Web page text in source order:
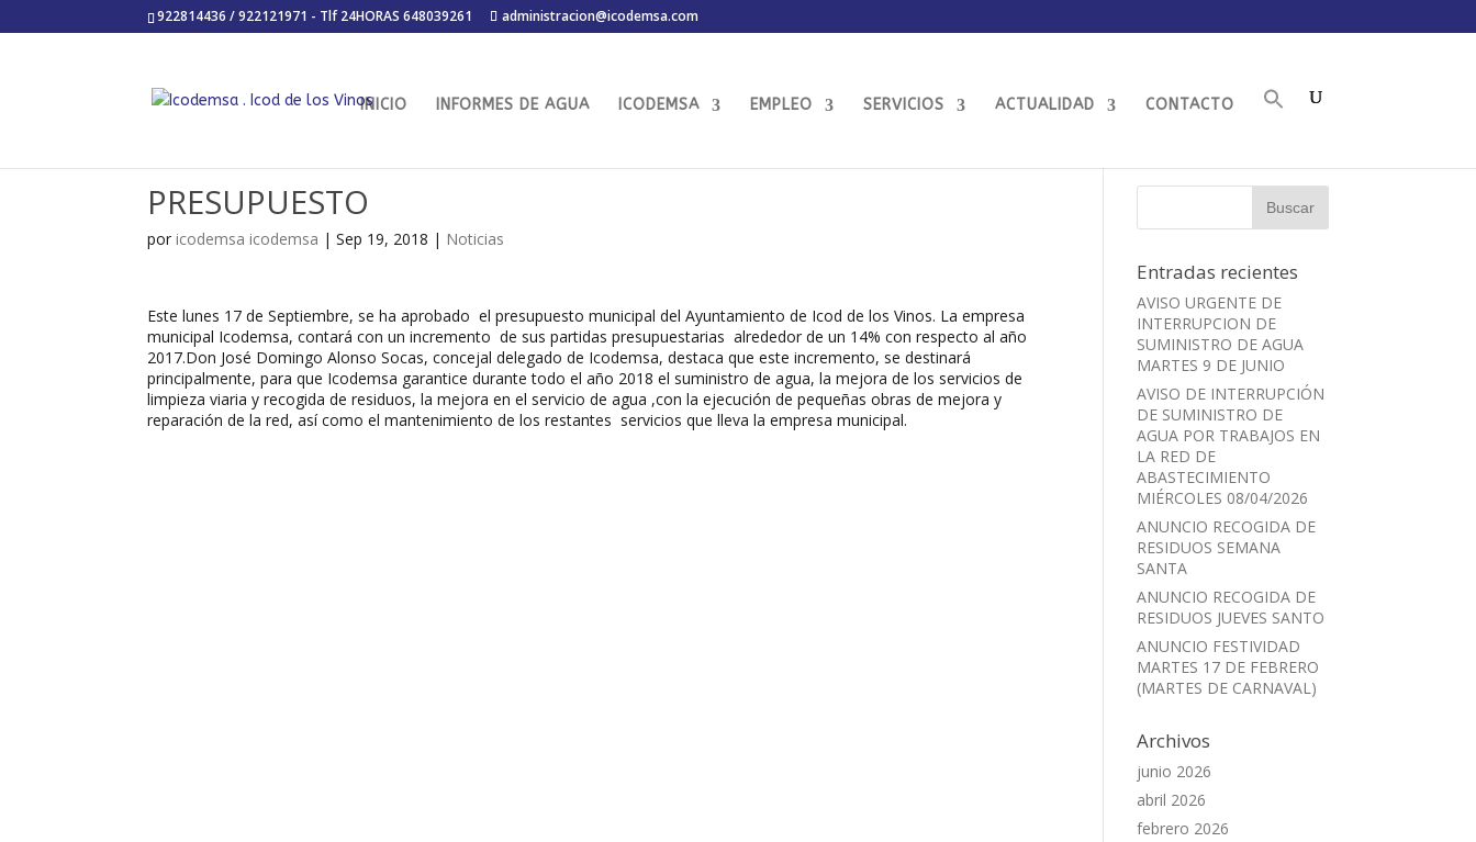
922814436 / 922121971 - Tlf 24HORAS 648039261 administracion@icodemsa.com
INICIO INFORMES DE AGUA ICODEMSA EMPLEO SERVICIOS ACTUALIDAD CONTACTO
PRESUPUESTO
poricodemsa icodemsa |Sep 19, 2018 | Noticias
Este lunes 17 de Septiembre, se ha aprobado el presupuesto municipal del Ayuntamiento de Icod de los Vinos. La empresa
municipal Icodemsa, contará con un incremento de sus partidas presupuestarias alrededor de un 14% con respecto al año
2017.Don José Domingo Alonso Socas, concejal delegado de Icodemsa, destaca que este incremento, se destinará
principalmente, para que Icodemsa garantice durante todo el año 2018 el suministro de agua, la mejora de los servicios de
limpieza viaria y recogida de residuos, la mejora en el servicio de agua ,con la ejecución de pequeñas obras de mejora y
reparación de la red, así como el mantenimiento de los restantes servicios que lleva la empresa municipal.
Entradas recientes
AVISO URGENTE DE
INTERRUPCION DE
SUMINISTRO DE AGUA
MARTES 9 DE JUNIO
AVISO DE INTERRUPCIÓN
DE SUMINISTRO DE
AGUA POR TRABAJOS EN
LA RED DE
ABASTECIMIENTO
MIÉRCOLES 08/04/2026
ANUNCIO RECOGIDA DE
RESIDUOS SEMANA
SANTA
ANUNCIO RECOGIDA DE
RESIDUOS JUEVES SANTO
ANUNCIO FESTIVIDAD
MARTES 17 DE FEBRERO
(MARTES DE CARNAVAL)
Archivos
junio 2026
abril 2026
febrero 2026